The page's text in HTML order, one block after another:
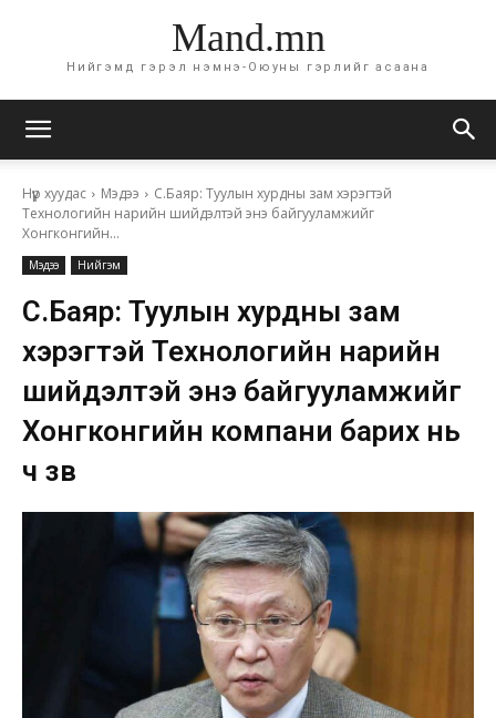
Mand.mn
Нийгэмд гэрэл нэмнэ-Оюуны гэрлийг асаана
Нүүр хуудас Мэдээ
С.Баяр: Туулын хурдны зам хэрэгтэй
Технологийн нарийн шийдэлтэй энэ байгууламжийг
Хонгконгийн...
Мэдээ Нийгэм
С.Баяр: Туулын хурдны зам
хэрэгтэй Технологийн нарийн
шийдэлтэй энэ байгууламжийг
Хонгконгийн компани барих нь
ч зөв